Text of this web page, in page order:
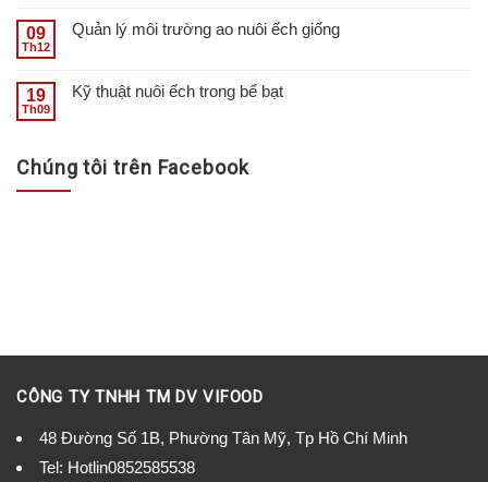
09
Th12
Quản lý môi trường ao nuôi ếch giống
19
Th09
Kỹ thuật nuôi ếch trong bể bạt
Chúng tôi trên Facebook
CÔNG TY TNHH TM DV VIFOOD
48 Đường Số 1B, Phường Tân Mỹ, Tp Hồ Chí Minh
Tel: Hotlin0852585538